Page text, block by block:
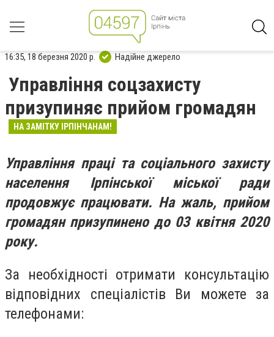
16:35, 18 березня 2020 р. Надійне джерело
Управління соцзахисту
призупиняє прийом громадян
НА ЗАМІТКУ ІРПІНЧАНАМ!
Управління праці та соціального захисту
населення Ірпінської міської ради
продовжує працювати. На жаль, прийом
громадян призупинено до 03 квітня 2020
року.
За необхідності отримати консультацію
відповідних спеціалістів Ви можете за
телефонами: